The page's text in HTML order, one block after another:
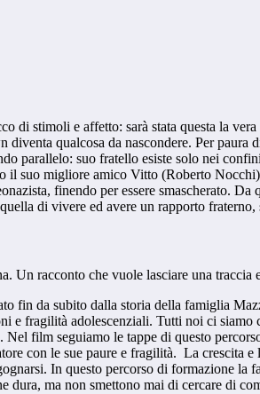
di stimoli e affetto: sarà stata questa la
qualcosa da nascondere. Per
parallelo: suo fratello esiste solo nei
il suo migliore amico Vitto (Roberto
finendo per essere smascherato.
di vivere ed avere un rapporto fraterno,
Un racconto che vuole lasciare una
fin da subito dalla storia della famiglia
fragilità adolescenziali. Tutti noi ci
film seguiamo le tappe di questo
con le sue paure e fragilità. La crescita
In questo percorso di formazione
dura, ma non smettono mai di cercare di